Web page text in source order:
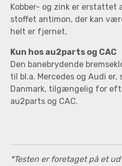
Kobber- og zink er erstattet
stoffet antimon, der kan
helt er fjernet.
Kun hos au2parts og CAC
Den banebrydende
til bl.a. Mercedes og Audi
Danmark, tilgængelig for
au2parts og CAC.
*Testen er foretaget på et